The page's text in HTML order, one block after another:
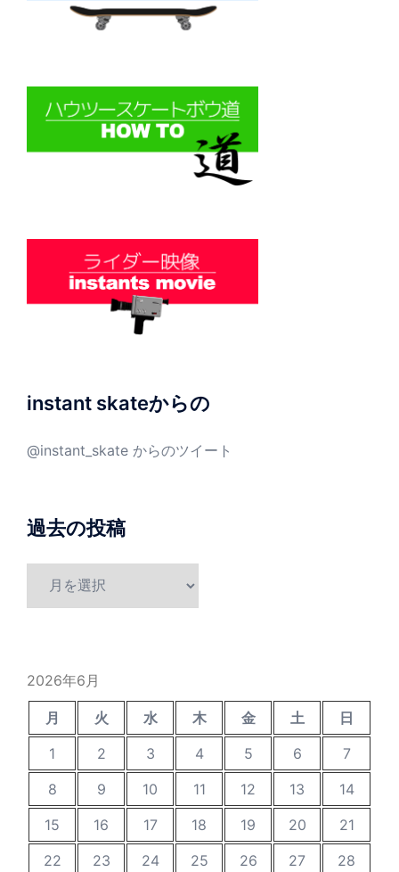
instant skateからの
@instant_skate からのツイート
過去の投稿
2026年6月
月 火 水 木 金 土
日
1
2 3 4 5 6
7
8
9 10 11 12 13
14
15
16 17 18 19 20
21
22
23 24 25 26 27
28